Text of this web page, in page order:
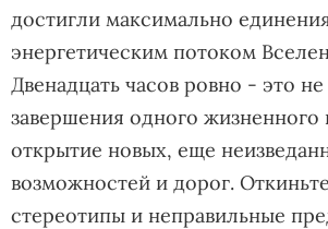
достигли максимально
энергетическим потоком
Двенадцать часов ровно - это
завершения одного жизненного
открытие новых, еще
возможностей и дорог.
стереотипы и неправильные